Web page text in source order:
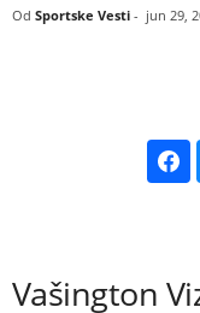
Od Sportske Vesti - jun 29,
Vašington